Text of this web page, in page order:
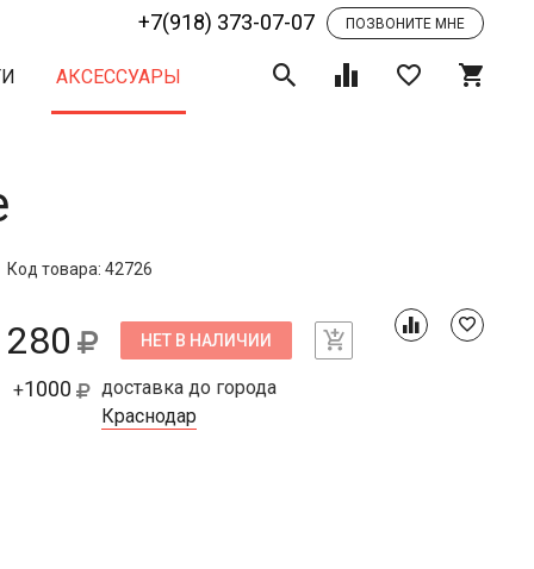
+7(918) 373-07-07 ПОЗВОНИТЕ МНЕ
АКСЕССУАРЫ
Код товара: 42726
280 НЕТ В НАЛИЧИИ
+1000
доставка до города
Краснодар